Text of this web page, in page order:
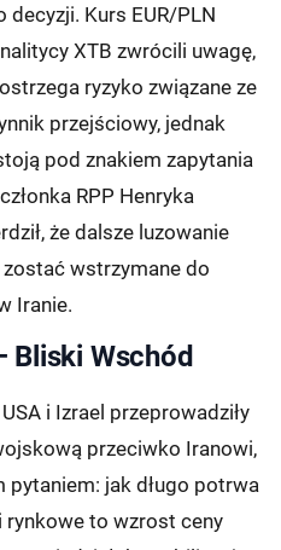
decyzji. Kurs EUR/PLN
XTB zwrócili uwagę,
ryzyko związane ze
przejściowy, jednak
pod znakiem zapytania
RPP Henryka
że dalsze luzowanie
wstrzymane do
Iranie.
Bliski Wschód
i Izrael przeprowadziły
przeciwko Iranowi,
pytaniem: jak długo potrwa
rynkowe to wzrost ceny